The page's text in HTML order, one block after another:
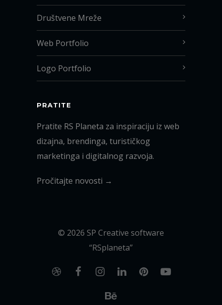
Društvene Mreže
Web Portfolio
Logo Portfolio
PRATITE
Pratite RS Planeta za inspiraciju iz web
dizajna, brendinga, turističkog
marketinga i digitalnog razvoja.
Pročitajte novosti →
© 2026 SP Creative software
“RSplaneta”